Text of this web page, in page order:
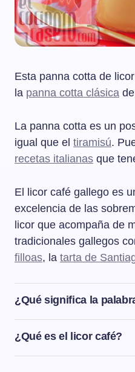
Esta panna cotta de
la panna cotta clásica
La panna cotta es un
igual que el tiramisú.
recetas italianas que
El licor café gallego es
excelencia de las
licor que acompaña de
tradicionales gallegos
filloas, la tarta de
¿Qué significa la
Panna cotta significa nata
que se elabora a base de
¿Qué es el licor café?
El licor café es uno de los